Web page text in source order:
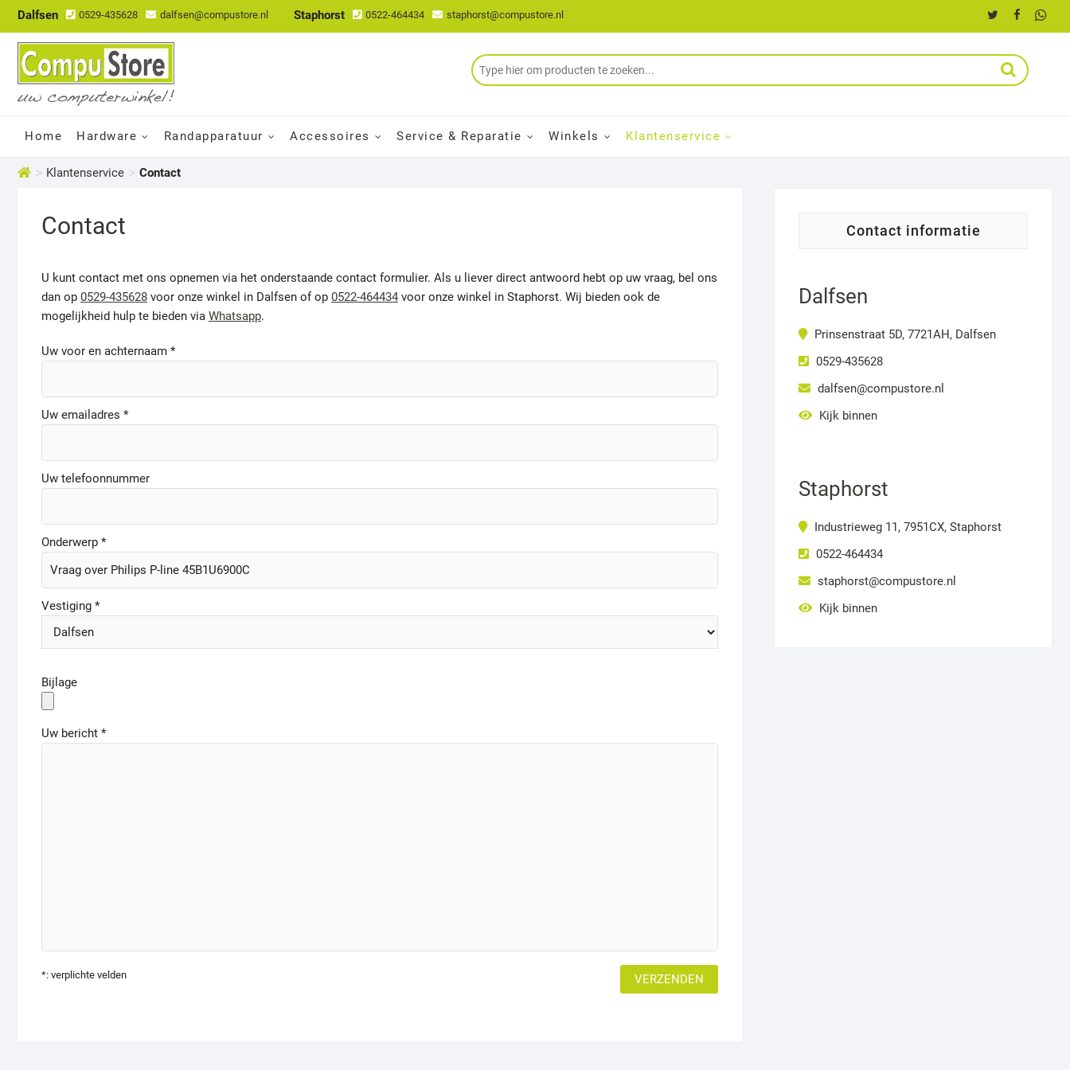
Dalfsen 0529-435628 dalfsen@compustore.nl Staphorst 0522-464434 staphorst@compustore.nl
Home Hardware Randapparatuur Accessoires Service & Reparatie Winkels Klantenservice
> Klantenservice > Contact
Contact
U kunt contact met ons opnemen via het onderstaande contact formulier. Als u liever direct antwoord hebt op uw vraag, bel ons
dan op 0529-435628 voor onze winkel in Dalfsen of op 0522-464434 voor onze winkel in Staphorst. Wij bieden ook de
mogelijkheid hulp te bieden via Whatsapp.
Uw voor en achternaam *
Uw emailadres *
Uw telefoonnummer
Onderwerp *
Vestiging *
Bijlage
Uw bericht *
*: verplichte velden
contact informatie
Dalfsen
Prinsenstraat 5D, 7721AH, Dalfsen
0529-435628
dalfsen@compustore.nl
Kijk binnen
Staphorst
Industrieweg 11, 7951CX, Staphorst
0522-464434
staphorst@compustore.nl
Kijk binnen